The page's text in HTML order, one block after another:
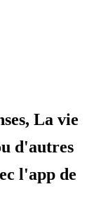
La vie
l'app de